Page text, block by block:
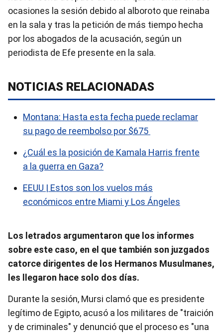
ocasiones la sesión debido al alboroto que reinaba
en la sala y tras la petición de más tiempo hecha
por los abogados de la acusación, según un
periodista de Efe presente en la sala.
NOTICIAS RELACIONADAS
Montana: Hasta esta fecha puede reclamar
su pago de reembolso por $675
¿Cuál es la posición de Kamala Harris frente
a la guerra en Gaza?
EEUU | Estos son los vuelos más
económicos entre Miami y Los Ángeles
Los letrados argumentaron que los informes
sobre este caso, en el que también son juzgados
catorce dirigentes de los Hermanos Musulmanes,
les llegaron hace solo dos días.
Durante la sesión, Mursi clamó que es presidente
legítimo de Egipto, acusó a los militares de "traición
y de criminales" y denunció que el proceso es "una